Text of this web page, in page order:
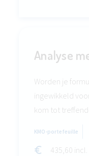
Analyse
Worden je
ingewikkeld
kom tot
KMO-portefeuille
435,60 incl.